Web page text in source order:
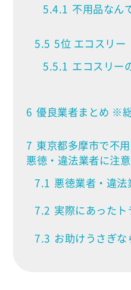
5.4.1 不用品なん
5.5 5位 エコスリー
5.5.1 エコスリー
6 優良業者まとめ ※
7 東京都多摩市で不
悪徳・違法業者に注意
7.1 悪徳業者・違法
7.2 実際にあったト
7.3 お助けうさぎな